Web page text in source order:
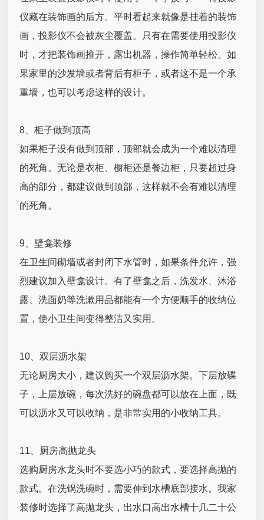
仪藏在装饰画的后方。平时看起来就像是挂着的装饰
画，投影仪不会被灰尘覆盖。只有在需要使用投影仪
时，才把装饰画推开，露出机器，操作简单轻松。如
果家里的沙发墙或者背后有柜子，或者这不是一个承
重墙，也可以考虑这样的设计。
8、柜子做到顶高
如果柜子没有做到顶部，顶部就会成为一个难以清理
的死角。无论是衣柜、橱柜还是餐边柜，只要超过身
高的部分，都建议做到顶部，这样就不会有难以清理
的死角。
9、壁龛装修
在卫生间砌墙或者封闭下水管时，如果条件允许，强
烈建议加入壁龛设计。有了壁龛之后，洗发水、沐浴
露、洗面奶等洗漱用品都能有一个方便顺手的收纳位
置，使小卫生间变得整洁又实用。
10、双层沥水架
无论厨房大小，建议购买一个双层沥水架。下层放碟
子，上层放碗，每次洗好的碗盘都可以放在上面，既
可以沥水又可以收纳，是非常实用的小收纳工具。
11、厨房高抛龙头
选购厨房水龙头时不要选小巧的款式，要选择高抛的
款式。在洗锅洗碗时，需要伸到水槽底部接水。我家
装修时选择了高抛龙头，出水口高出水槽十几二十公